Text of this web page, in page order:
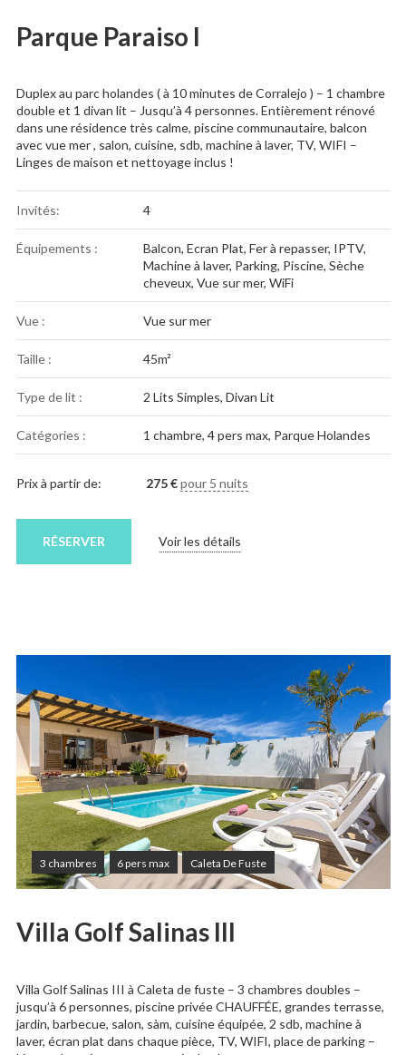
Parque Paraiso I
Duplex au parc holandes ( à 10 minutes de Corralejo ) – 1 chambre
double et 1 divan lit – Jusqu’à 4 personnes. Entièrement rénové
dans une résidence très calme, piscine communautaire, balcon
avec vue mer , salon, cuisine, sdb, machine à laver, TV, WIFI –
Linges de maison et nettoyage inclus !
Invités: 4
Équipements : Balcon, Ecran Plat, Fer à repasser, IPTV,
Machine à laver, Parking, Piscine, Sèche
cheveux, Vue sur mer, WiFi
Vue : Vue sur mer
Taille : 45m²
Type de lit : 2 Lits Simples, Divan Lit
Catégories : 1 chambre, 4 pers max, Parque Holandes
Prix à partir de: 275€ pour 5 nuits
Voir les détails
RÉSERVER
3 chambres 6 pers max Caleta De Fuste
Villa Golf Salinas III
Villa Golf Salinas III à Caleta de fuste – 3 chambres doubles –
jusqu’à 6 personnes, piscine privée CHAUFFÉE, grandes terrasse,
jardin, barbecue, salon, sàm, cuisine équipée, 2 sdb, machine à
laver, écran plat dans chaque pièce, TV, WIFI, place de parking –